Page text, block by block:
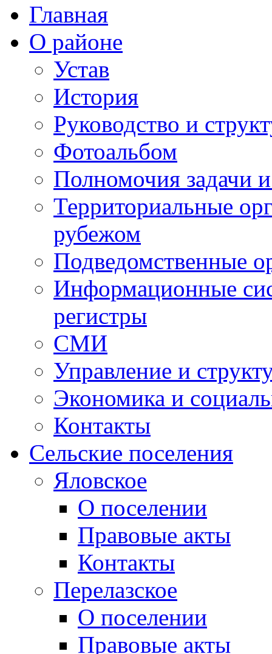
Главная
О районе
Устав
История
Руководство и
Фотоальбом
Полномочия задачи
Территориальные
рубежом
Подведомственные
Информационные
регистры
СМИ
Управление и
Экономика и
Контакты
Сельские поселения
Яловское
О поселении
Правовые акты
Контакты
Перелазское
О поселении
Правовые акты